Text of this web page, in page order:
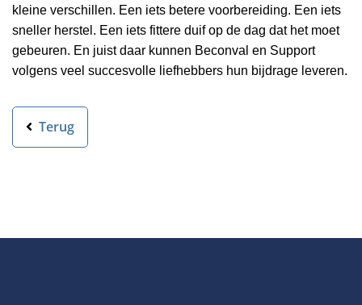
kleine verschillen. Een iets betere voorbereiding. Een iets
sneller herstel. Een iets fittere duif op de dag dat het moet
gebeuren. En juist daar kunnen Beconval en Support
volgens veel succesvolle liefhebbers hun bijdrage leveren.
Terug